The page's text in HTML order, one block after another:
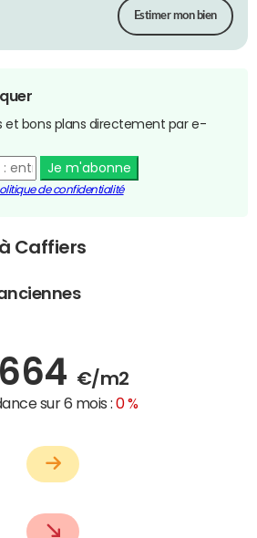
Estimer mon bien
et bons plans directement par e-
Je m'abonne
de confidentialité
Caffiers
€/m2
sur 6 mois :0 %